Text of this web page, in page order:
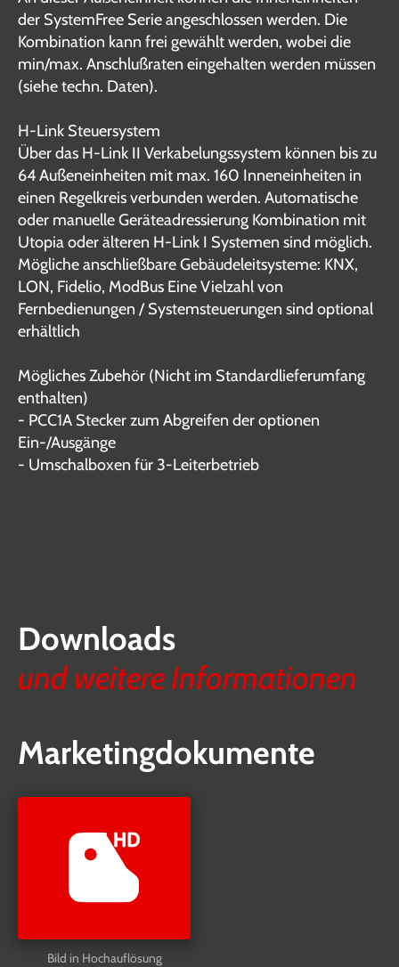
der SystemFree Serie angeschlossen werden. Die
Kombination kann frei gewählt werden, wobei die
min/max. Anschlußraten eingehalten werden müssen
(siehe techn. Daten).
H-Link Steuersystem
Über das H-Link II Verkabelungssystem können bis zu
64 Außeneinheiten mit max. 160 Inneneinheiten in
einen Regelkreis verbunden werden. Automatische
oder manuelle Geräteadressierung Kombination mit
Utopia oder älteren H-Link I Systemen sind möglich.
Mögliche anschließbare Gebäudeleitsysteme: KNX,
LON, Fidelio, ModBus Eine Vielzahl von
Fernbedienungen / Systemsteuerungen sind optional
erhältlich
Mögliches Zubehör (Nicht im Standardlieferumfang
enthalten)
- PCC1A Stecker zum Abgreifen der optionen
Ein-/Ausgänge
- Umschalboxen für 3-Leiterbetrieb
Downloads
und weitere Informationen
Marketingdokumente
Bild in Hochauflösung